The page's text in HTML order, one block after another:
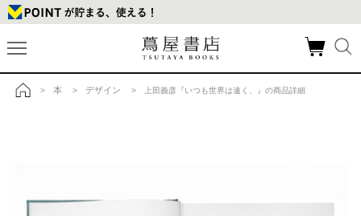
> 本 > デザイン > 上田義彦『いつも世界は遠く、』の商品詳細